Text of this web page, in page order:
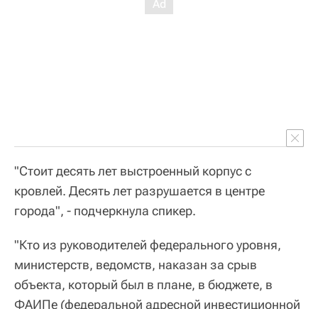
"Стоит десять лет выстроенный корпус с
кровлей. Десять лет разрушается в центре
города", - подчеркнула спикер.
"Кто из руководителей федерального уровня,
министерств, ведомств, наказан за срыв
объекта, который был в плане, в бюджете, в
ФАИПе (федеральной адресной инвестиционной